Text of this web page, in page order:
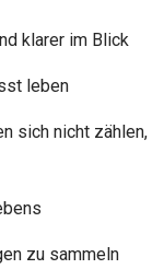
klarer im Blick
leben
sich nicht zählen,
zu sammeln